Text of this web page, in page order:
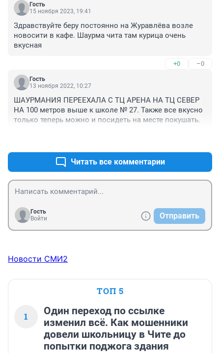
Гость
15 ноября 2023, 19:41
Здравствуйте беру постоянно на Журавлёва возле
новосити в кафе. Шаурма чита там курица очень
вкусная
+0 –0
Гость
13 ноября 2022, 10:27
ШАУРМАНИЯ ПЕРЕЕХАЛА С ТЦ АРЕНА НА ТЦ СЕВЕР
НА 100 метров выше к школе № 27. Также все вкусно
только теперь можно и посидеть на месте покушать.
Читать все комментарии
Гость
Войти
Отправить
Новости СМИ2
ТОП 5
1
Один переход по ссылке
изменил всё. Как мошенники
довели школьницу в Чите до
попытки поджога здания